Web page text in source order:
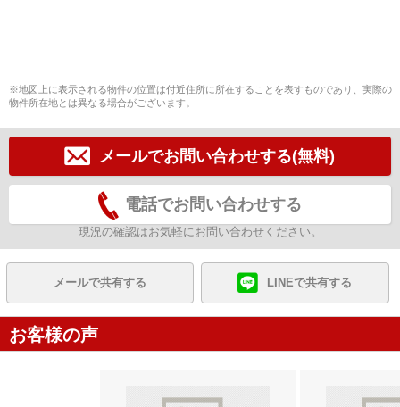
※地図上に表示される物件の位置は付近住所に所在することを表すものであり、実際の
物件所在地とは異なる場合がございます。
メールでお問い合わせする(無料)
電話でお問い合わせする
現況の確認はお気軽にお問い合わせください。
メールで共有する LINEで共有する
お客様の声